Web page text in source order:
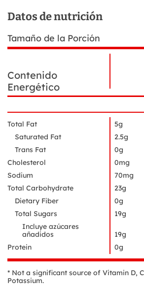
Datos de nutrición
Tamaño de la Porción
Datos
de
nutrición
Contenido
Energético
Total Fat 5g
Saturated Fat
2.5g
Trans Fat
0g
Cholesterol
0mg
Sodium
70mg
Total Carbohydrate
23g
Dietary Fiber
0g
Total Sugars
19g
Incluye azúcares
añadidos
19g
Protein
0g
* Not a significant source of Vitamin D,
Potassium.